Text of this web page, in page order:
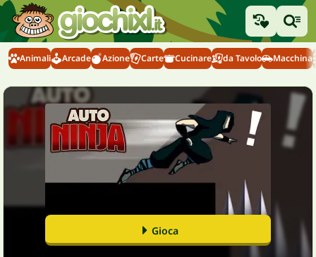
Animali Arcade Azione Carte Cucinare da Tavolo Macchina
Gioca